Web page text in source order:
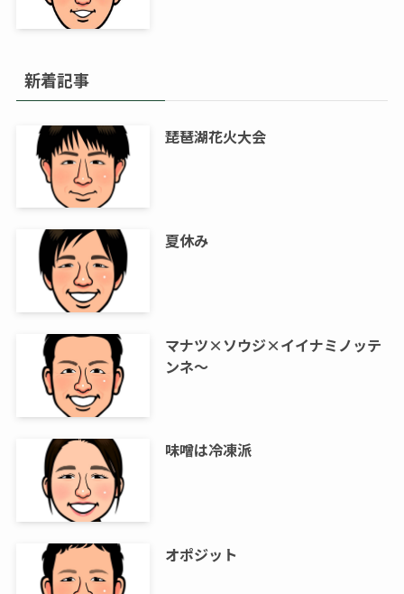
新着記事
琵琶湖花火大会
夏休み
マナツ×ソウジ×イイナミノッテ
ンネ～
味噌は冷凍派
オポジット